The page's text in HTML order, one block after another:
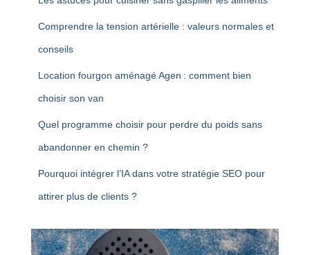
Comprendre la tension artérielle : valeurs normales et
conseils
Location fourgon aménagé Agen : comment bien
choisir son van
Quel programme choisir pour perdre du poids sans
abandonner en chemin ?
Pourquoi intégrer l’IA dans votre stratégie SEO pour
attirer plus de clients ?